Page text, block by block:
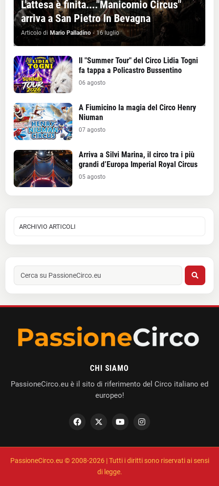
L'attesa è finita...."Manicomio Circus"
arriva a San Pietro In Bevagna
Articolo di Mario Palladino - 16 luglio
Il "Summer Tour" del Circo Lidia Togni
fa tappa a Policastro Bussentino
06 agosto
A Fiumicino la magia del Circo Henry
Niuman
07 agosto
Arriva a Silvi Marina, il circo tra i più
grandi d’Europa Imperial Royal Circus
05 agosto
CHI SIAMO
PassioneCirco.eu è il sito di riferimento del Circo italiano ed
europeo!
PassioneCirco.eu © 2008-2026 | Tutti i diritti sono riservati ai sensi
di legge.